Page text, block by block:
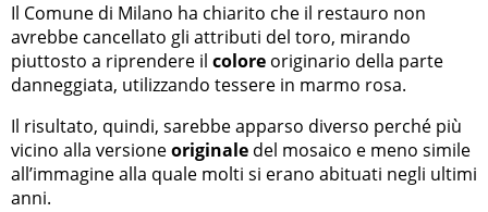
Il Comune di Milano ha chiarito che il restauro non
avrebbe cancellato gli attributi del toro, mirando
piuttosto a riprendere il colore originario della parte
danneggiata, utilizzando tessere in marmo rosa.
Il risultato, quindi, sarebbe apparso diverso perché più
vicino alla versioneoriginale del mosaico e meno simile
all’immagine alla quale molti si erano abituati negli ultimi
anni.